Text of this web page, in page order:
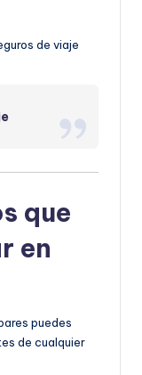
de viaje
que
en
puedes
de cualquier